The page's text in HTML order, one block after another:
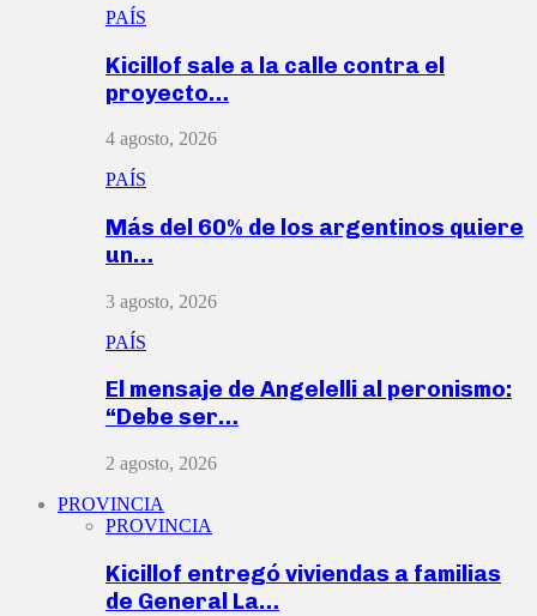
PAÍS
Kicillof sale a la calle contra el
proyecto…
4 agosto, 2026
PAÍS
Más del 60% de los argentinos quiere
un…
3 agosto, 2026
PAÍS
El mensaje de Angelelli al peronismo:
“Debe ser…
2 agosto, 2026
PROVINCIA
PROVINCIA
Kicillof entregó viviendas a familias
de General La…